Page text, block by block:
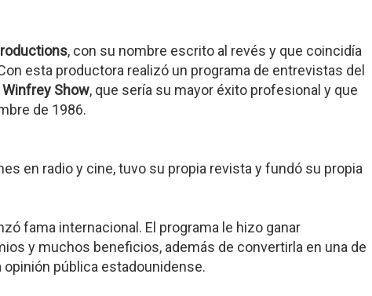
, con su nombre escrito al revés y que coincidía
esta productora realizó un programa de entrevistas del
Winfrey Show, que sería su mayor éxito profesional y que
de 1986.
en radio y cine, tuvo su propia revista y fundó su propia
fama internacional. El programa le hizo ganar
y muchos beneficios, además de convertirla en una de
pública estadounidense.